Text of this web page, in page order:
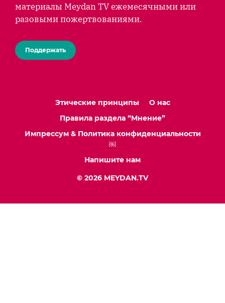
материалы Meydan TV ежемесячными или
разовыми пожертвованиями.
Поддержать
Этические принципы
О нас
Правила раздела “Мнение”
Импрессум & Политика конфиденциальности
￼
Напишите нам
© 2026 MEYDAN.TV